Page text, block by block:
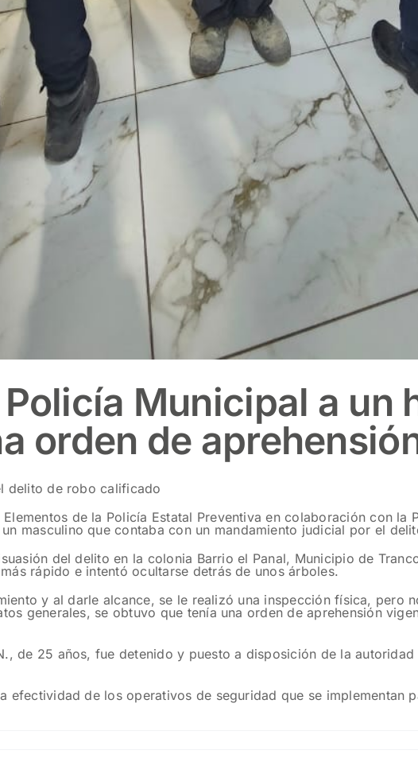
Policía Municipal a un
orden de
delito de robo calificado
de la Policía Estatal Preventiva en colaboración con la
masculino que contaba con un mandamiento judicial por el
del delito en la colonia Barrio el Panal, Municipio de
rápido e intentó ocultarse detrás de unos árboles.
y al darle alcance, se le realizó una inspección física, pero
generales, se obtuvo que tenía una orden de aprehensión
de 25 años, fue detenido y puesto a disposición de la
efectividad de los operativos de seguridad que se implementan